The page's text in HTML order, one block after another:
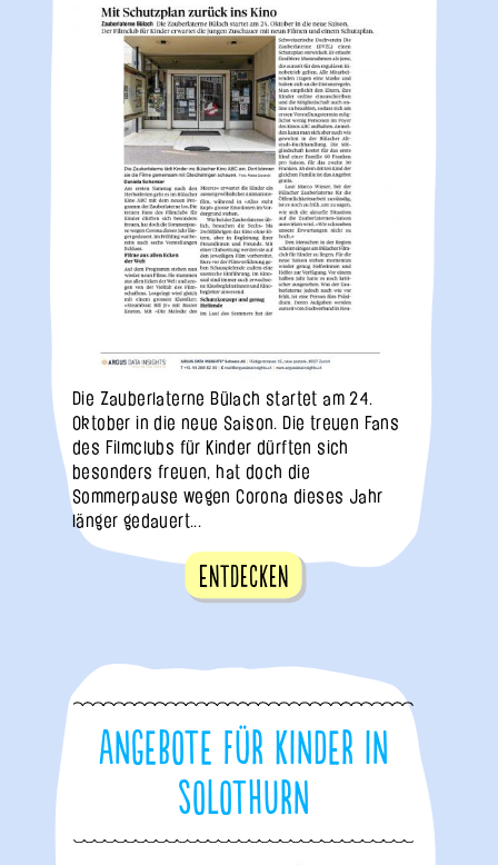
Die Zauberlaterne Bülach startet am 24.
Oktober in die neue Saison. Die treuen Fans
des Filmclubs für Kinder dürften sich
besonders freuen, hat doch die
Sommerpause wegen Corona dieses Jahr
länger gedauert...
Entdecken
Angebote für Kinder in
Solothurn